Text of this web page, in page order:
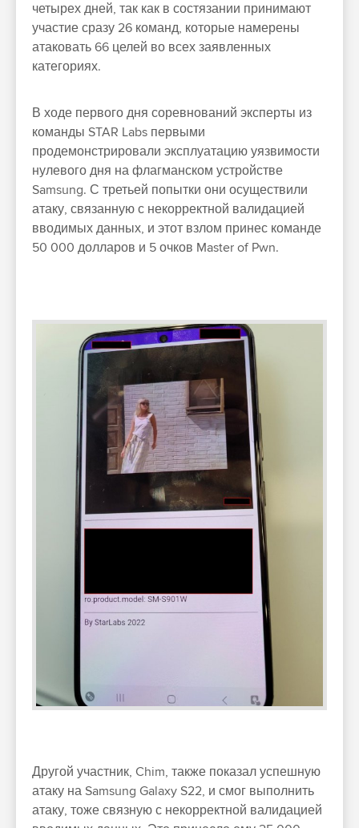
четырех дней, так как в состязании принимают
участие сразу 26 команд, которые намерены
атаковать 66 целей во всех заявленных
категориях.
В ходе первого дня соревнований эксперты из
команды STAR Labs первыми
продемонстрировали эксплуатацию уязвимости
нулевого дня на флагманском устройстве
Samsung. С третьей попытки они осуществили
атаку, связанную с некорректной валидацией
вводимых данных, и этот взлом принес команде
50 000 долларов и 5 очков Master of Pwn.
Другой участник, Chim, также показал успешную
атаку на Samsung Galaxy S22, и смог выполнить
атаку, тоже связную с некорректной валидацией